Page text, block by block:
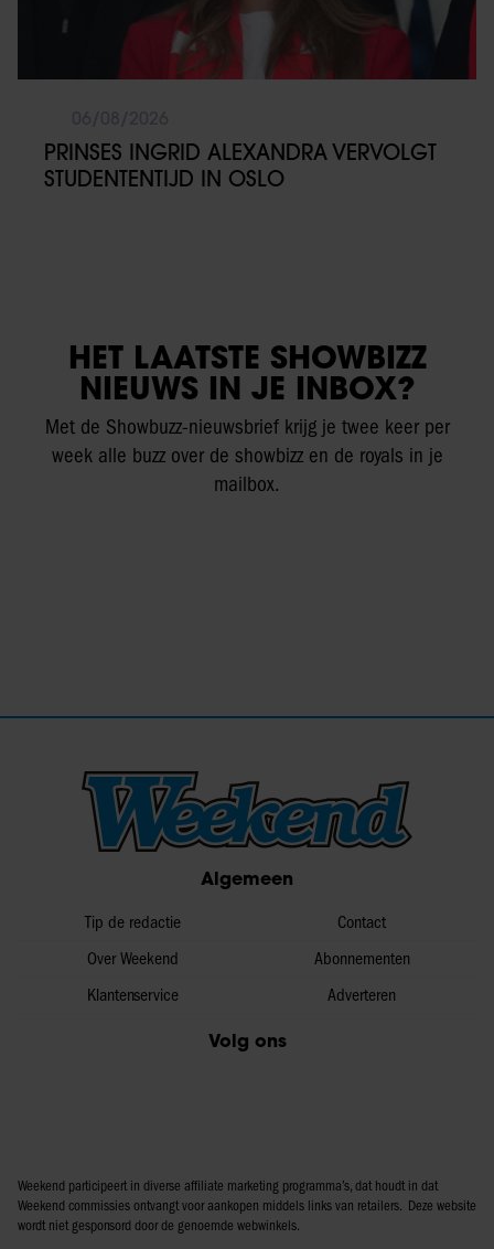
PRINSES INGRID ALEXANDRA VERVOLGT
STUDENTENTIJD IN OSLO
HET LAATSTE SHOWBIZZ
NIEUWS IN JE INBOX?
Met de Showbuzz-nieuwsbrief krijg je twee keer per
week alle buzz over de showbizz en de royals in je
mailbox.
Algemeen
Tip de redactie
Over Weekend
Klantenservice
Contact
Abonnementen
Adverteren
Volg ons
Weekend participeert in diverse affiliate marketing programma’s, dat houdt in dat
Weekend commissies ontvangt voor aankopen middels links van retailers. Deze website
wordt niet gesponsord door de genoemde webwinkels.